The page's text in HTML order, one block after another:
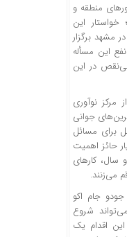
منطقه و
این
برگزار
این مسأله
در این
مرکز نوآوری
جوانی
برای مسائل
حائز اهمیت
کارهای
می‌زنند.
جام اکو
شروع
اقدام یک